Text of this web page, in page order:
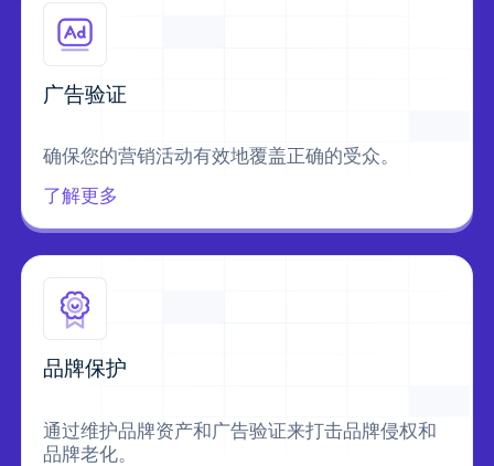
广告验证
确保您的营销活动有效地覆盖正确的受众。
了解更多
品牌保护
通过维护品牌资产和广告验证来打击品牌侵权和
品牌老化。